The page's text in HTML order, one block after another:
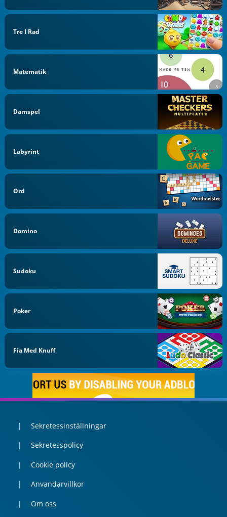
Tre I Rad
Matematik
Damspel
Labyrint
Ord
Domino
Sudoku
Poker
Fia Med Knuff
Sekretessinställningar
Sekretesspolicy
Cookie policy
Anvandarvillkor
Om oss